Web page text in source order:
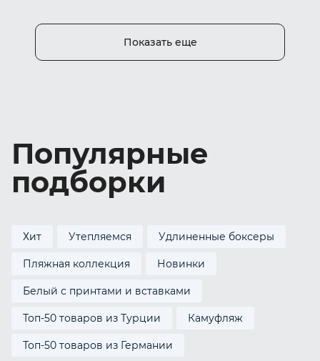
Показать еще
Популярные
подборки
Хит Утепляемся Удлиненные боксеры
Пляжная коллекция Новинки
Белый с принтами и вставками
Топ-50 товаров из Турции Камуфляж
Топ-50 товаров из Германии